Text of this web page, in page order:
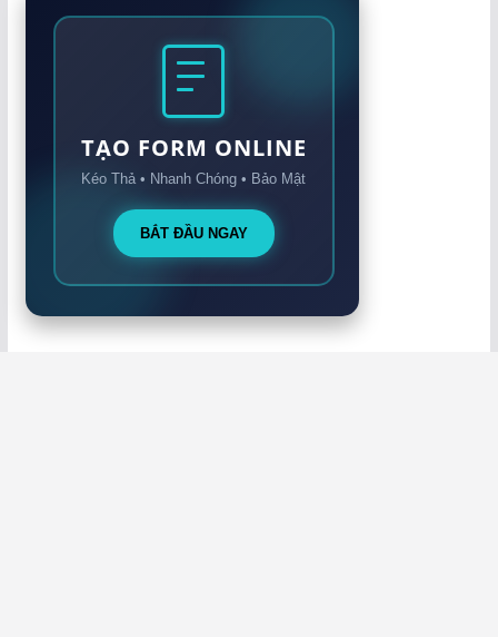
TẠO FORM ONLINE
Kéo Thả • Nhanh Chóng • Bảo Mật
BẮT ĐẦU NGAY